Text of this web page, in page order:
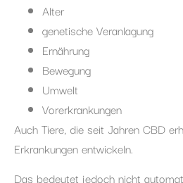
Alter
genetische Veranlagung
Ernährung
Bewegung
Umwelt
Vorerkrankungen
Auch Tiere, die seit Jahren CBD
Erkrankungen entwickeln.
Das bedeutet jedoch nicht